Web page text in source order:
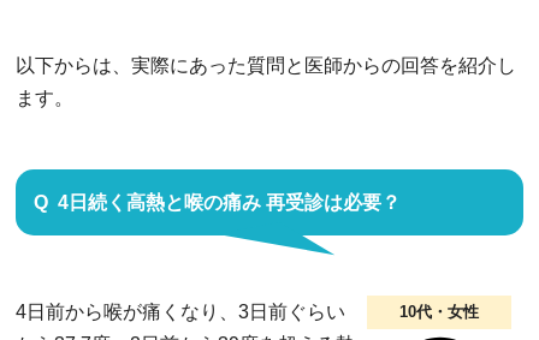
以下からは、実際にあった質問と医師からの回答を紹介し
ます。
4日続く高熱と喉の痛み 再受診は必要？
10代・女性
4日前から喉が痛くなり、3日前ぐらい